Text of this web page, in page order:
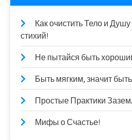
Как очистить Тело и
стихий!
Не пытайся быть
Быть мягким, значит
Простые Практики
Мифы о Счастье!